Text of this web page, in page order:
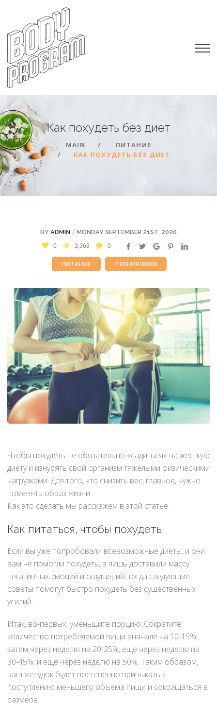
Как похудеть без диет
MAIN
ПИТАНИЕ
КАК ПОХУДЕТЬ БЕЗ ДИЕТ
BY ADMIN / MONDAY SEPTEMBER 21ST, 2020
0 3,363 0
ПИТАНИЕ ТРЕНИРОВКИ
Чтобы похудеть не обязательно «садиться» на жесткую
диету и изнурять свой организм тяжелыми физическими
нагрузками. Для того, что снизить вес, главное, нужно
поменять образ жизни.
Как это сделать мы расскажем в этой статье.
Как питаться, чтобы похудеть
Если вы уже попробовали всевозможные диеты, и они
вам не помогли похудеть, а лишь доставили массу
негативных эмоций и ощущений, тогда следующие
советы помогут быстро похудеть без существенных
усилий.
Итак, во-первых, уменьшите порцию. Сократите
количество потребляемой пищи вначале на 10-15%,
затем через неделю на 20-25%, еще через неделю на
30-45%, и еще через неделю на 50%. Таким образом,
ваш желудок будет постепенно привыкать к
поступлению меньшего объема пищи и сокращаться в
размере.